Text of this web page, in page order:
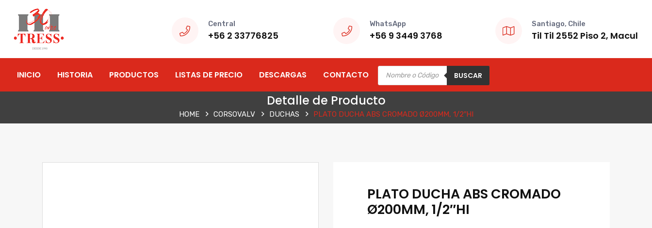
Central
+56 2 33776825
WhatsApp
+56 9 3449 3768
Santiago, Chile
Til Til 2552 Piso 2, Macul
INICIO HISTORIA PRODUCTOS LISTAS DE PRECIO DESCARGAS CONTACTO
Products
search
BUSCAR
Detalle de Producto
HOME CORSOVALV DUCHAS PLATO DUCHA ABS CROMADO Ø200MM, 1/2″HI
PLATO DUCHA ABS CROMADO
Ø200MM, 1/2″HI